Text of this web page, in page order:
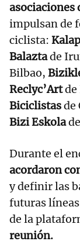
asociaciones
impulsan de
ciclista:
Balaztade
Bilbao,
Reclyc’Artde
Biciclistasde
Bizi Eskola
Durante el
acordaron
y definir las
futuras
de la
reunión.